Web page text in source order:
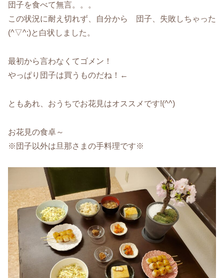
団子を食べて無言。。。
この状況に耐え切れず、自分から 団子、失敗しちゃった
(^▽^;)と白状しました。
最初から言わなくてゴメン！
やっぱり団子は買うものだね！←
ともあれ、おうちでお花見はオススメです!(^^)
お花見の食卓～
※団子以外は旦那さまの手料理です※